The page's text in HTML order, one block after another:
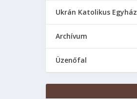
Ukrán Katolikus Egyház
Аrchívum
Üzenőfal